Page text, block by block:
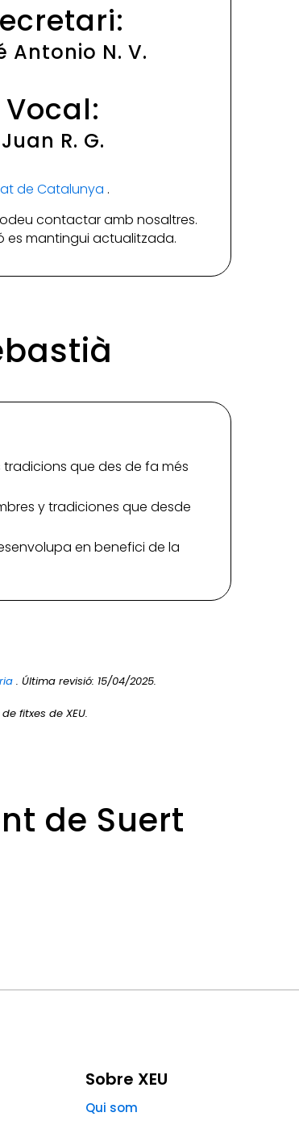
Antonio N. V.
Vocal:
Juan R. G.
de Catalunya .
contactar amb nosaltres.
es mantingui actualitzada.
tradicions que des de fa més
y tradiciones que desde
en benefici de la
. Última revisió: 15/04/2025.
fitxes de XEU.
de Suert
Sobre XEU
Qui som